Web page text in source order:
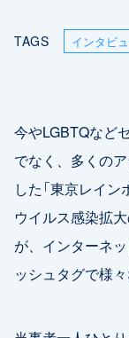
TAGS インタビ
今やLGBTQなど
でなく、多くの
した「東京レイ
ウイルス感染拡
が、インターネ
ッシュタグで様